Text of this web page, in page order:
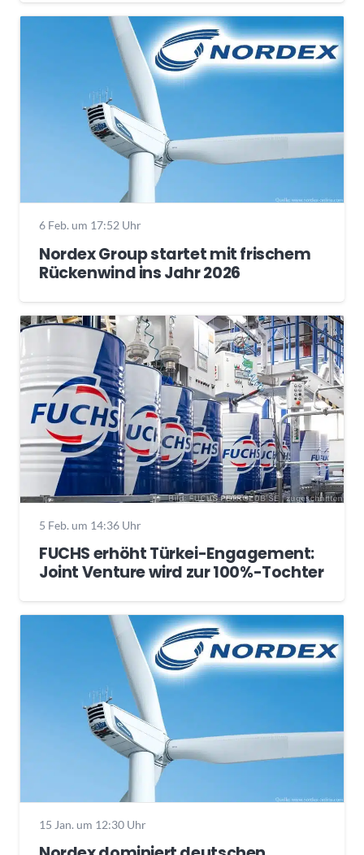
6 Feb. um 17:52 Uhr
Nordex Group startet mit frischem
Rückenwind ins Jahr 2026
5 Feb. um 14:36 Uhr
FUCHS erhöht Türkei-Engagement:
Joint Venture wird zur 100%-Tochter
15 Jan. um 12:30 Uhr